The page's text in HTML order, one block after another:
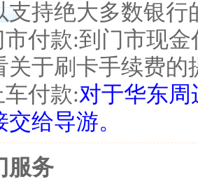
支持绝大多数银行
市付款:到门市现
关于刷卡手续费
车付款:对于华东周
交给导游。
服务